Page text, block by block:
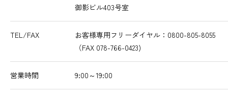
御影ビル403号室
TEL/FAX
お客様専用フリーダイヤル：0800-805-8055
（FAX 078-766-0423)
営業時間 9:00～19:00